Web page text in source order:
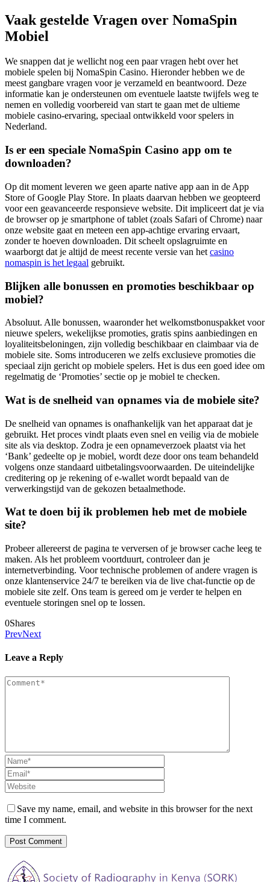
Vaak gestelde Vragen over NomaSpin
Mobiel
We snappen dat je wellicht nog een paar vragen hebt over het
mobiele spelen bij NomaSpin Casino. Hieronder hebben we de
meest gangbare vragen voor je verzameld en beantwoord. Deze
informatie kan je ondersteunen om eventuele laatste twijfels weg te
nemen en volledig voorbereid van start te gaan met de ultieme
mobiele casino-ervaring, speciaal ontwikkeld voor spelers in
Nederland.
Is er een speciale NomaSpin Casino app om te
downloaden?
Op dit moment leveren we geen aparte native app aan in de App
Store of Google Play Store. In plaats daarvan hebben we geopteerd
voor een geavanceerde responsieve website. Dit impliceert dat je via
de browser op je smartphone of tablet (zoals Safari of Chrome) naar
onze website gaat en meteen een app-achtige ervaring ervaart,
zonder te hoeven downloaden. Dit scheelt opslagruimte en
waarborgt dat je altijd de meest recente versie van het casino
nomaspin is het legaal gebruikt.
Blijken alle bonussen en promoties beschikbaar op
mobiel?
Absoluut. Alle bonussen, waaronder het welkomstbonuspakket voor
nieuwe spelers, wekelijkse promoties, gratis spins aanbiedingen en
loyaliteitsbeloningen, zijn volledig beschikbaar en claimbaar via de
mobiele site. Soms introduceren we zelfs exclusieve promoties die
speciaal zijn gericht op mobiele spelers. Het is dus een goed idee om
regelmatig de ‘Promoties’ sectie op je mobiel te checken.
Wat is de snelheid van opnames via de mobiele site?
De snelheid van opnames is onafhankelijk van het apparaat dat je
gebruikt. Het proces vindt plaats even snel en veilig via de mobiele
site als via desktop. Zodra je een opnameverzoek plaatst via het
‘Bank’ gedeelte op je mobiel, wordt deze door ons team behandeld
volgens onze standaard uitbetalingsvoorwaarden. De uiteindelijke
creditering op je rekening of e-wallet wordt bepaald van de
verwerkingstijd van de gekozen betaalmethode.
Wat te doen bij ik problemen heb met de mobiele
site?
Probeer allereerst de pagina te verversen of je browser cache leeg te
maken. Als het probleem voortduurt, controleer dan je
internetverbinding. Voor technische problemen of andere vragen is
onze klantenservice 24/7 te bereiken via de live chat-functie op de
mobiele site zelf. Ons team is gereed om je verder te helpen en
eventuele storingen snel op te lossen.
0Shares
PrevNext
Leave a Reply
Save my name, email, and website in this browser for the next
time I comment.